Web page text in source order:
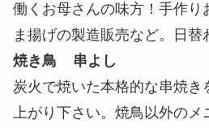
働くお母さんの味方！手作り
ま揚げの製造販売など。日替
焼き鳥 串よし
炭火で焼いた本格的な串焼き
上がり下さい。焼鳥以外のメ